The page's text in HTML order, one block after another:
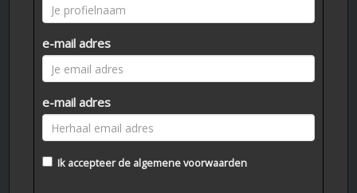
e-mail adres
e-mail adres
Ik accepteer de algemene voorwaarden